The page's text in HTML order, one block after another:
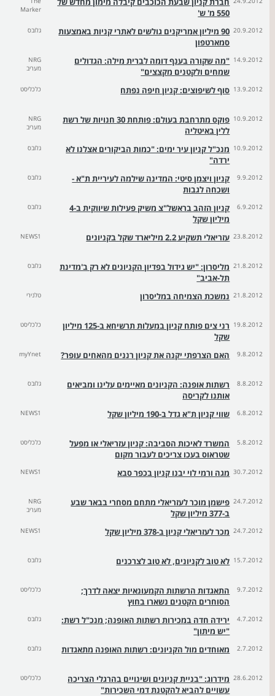
550 מ' ש'
Marker
20.9.2012
90 מיליון אמריקנים גולשים לאתרי קניות באמצעות
סמארטפון
גלובס
14.9.2012 "מה שקורה בענף דומה לברית מילה: הגדולים
שמחים ולקטנים מקצצים"
NRG
מעריב
13.9.2012 סוף לשיפוצים: קניון חיפה נפתח כלכליסט
10.9.2012
פוקס מתרחבת בעולם: פותחת 30 חנויות של רשת
ללין באיטליה
NRG
מעריב
10.9.2012 מנכ"ל קניון עיר ימים: "כמות הביקורים אצלנו לא
ירדה"
גלובס
9.9.2012
קניון ויצמן סיטי: המדינה שילמה לעיריית ת"א -
ושכחה לגבות
גלובס
6.9.2012
קניון הזהב בראשל"צ משיק פעילות שיווקית ב-4
מיליון שקל
גלובס
23.8.2012 עזריאלי תשקיע 2.2 מיליארד שקל בקניונים NEWS1
21.8.2012 מליסרון: "יש גידול בפדיון הקניונים לא רק ב'מדינת
תל-אביב"
גלובס
21.8.2012 נמשכת הצמיחה במליסרון טלנירי
19.8.2012
רני צים פותח קניון במעלות תרשיחא ב-125 מיליון
שקל
כלכליסט
9.8.2012 האם הצרפתי יקנה את קניון רננים מהאחים עופר? myYnet
8.8.2012
רשתות אופנה: הקניונים מאיימים עלינו ומביאים
אותנו לקריסה
גלובס
6.8.2012 שווי קניון ת"א גדל ב-190 מיליון שקל NEWS1
5.8.2012
המשרד לאיכות הסביבה: קניון עזריאלי או מפעל
שטראוס בעכו צריכים לעבור מקום
כלכליסט
30.7.2012 מגה ורמי לוי יבנו קניון בכפר סבא NEWS1
24.7.2012 פישמן מוכר לעזריאלי מתחם מסחרי בבאר שבע
ב-377 מיליון שקל
NRG
מעריב
24.7.2012 מכר לעזריאלי קניון ב-378 מיליון שקל NEWS1
15.7.2012 לא טוב לקניונים, לא טוב לצרכנים גלובס
9.7.2012
התאגדות הרשתות הקמעונאיות יצאה לדרך;
הסוחרים הקטנים נשארו בחוץ
כלכליסט
4.7.2012
ירידה חדה במכירות רשתות האופנה; מנכ"ל רשת:
"יש מיתון"
גלובס
2.7.2012 מאוחדים מול הקניונים: רשתות האופנה מתאגדות גלובס
28.6.2012 מידרוג: "בניית קניונים ושינויים בהרגלי הצריכה
עשויים להביא להקטנת דמי השכירות"
כלכליסט